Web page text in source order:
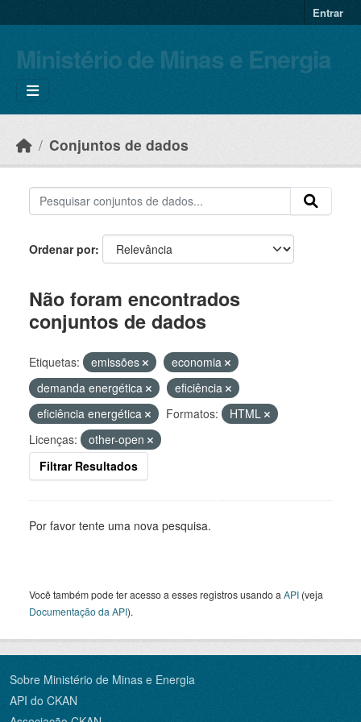
Entrar
Ministério de Minas e Energia
Conjuntos de dados
Ordenar por
Não foram encontrados
conjuntos de dados
Etiquetas: emissões
economia
demanda energética
eficiência
eficiência energética
Formatos:
HTML
Licenças:
other-open
Filtrar Resultados
Por favor tente uma nova pesquisa.
Você também pode ter acesso a esses registros usando a API (veja
Documentação da API).
Sobre Ministério de Minas e Energia
API do CKAN